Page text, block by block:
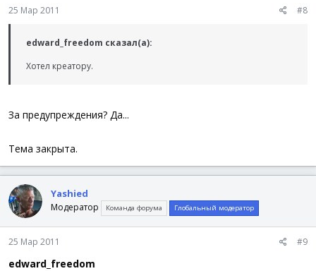
25 Мар 2011 #8
edward_freedom сказал(а):
Хотел креатору.
За предупреждения? Да...
Тема закрыта.
Yashied
Модератор Команда форума Глобальный модератор
25 Мар 2011 #9
edward_freedom